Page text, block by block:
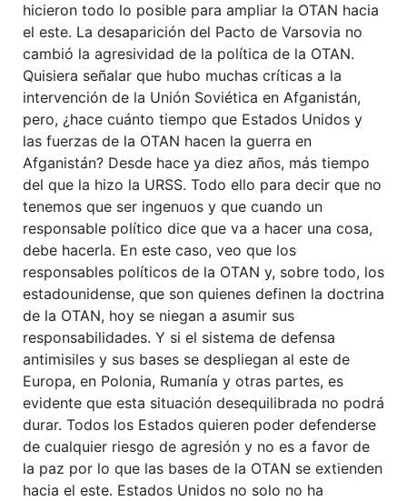
hicieron todo lo posible para ampliar la OTAN hacia
el este. La desaparición del Pacto de Varsovia no
cambió la agresividad de la política de la OTAN.
Quisiera señalar que hubo muchas críticas a la
intervención de la Unión Soviética en Afganistán,
pero, ¿hace cuánto tiempo que Estados Unidos y
las fuerzas de la OTAN hacen la guerra en
Afganistán? Desde hace ya diez años, más tiempo
del que la hizo la URSS. Todo ello para decir que no
tenemos que ser ingenuos y que cuando un
responsable político dice que va a hacer una cosa,
debe hacerla. En este caso, veo que los
responsables políticos de la OTAN y, sobre todo, los
estadounidense, que son quienes definen la doctrina
de la OTAN, hoy se niegan a asumir sus
responsabilidades. Y si el sistema de defensa
antimisiles y sus bases se despliegan al este de
Europa, en Polonia, Rumanía y otras partes, es
evidente que esta situación desequilibrada no podrá
durar. Todos los Estados quieren poder defenderse
de cualquier riesgo de agresión y no es a favor de
la paz por lo que las bases de la OTAN se extienden
hacia el este. Estados Unidos no solo no ha